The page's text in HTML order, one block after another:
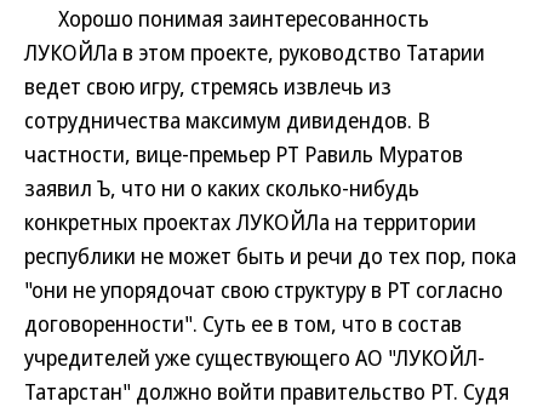
Хорошо понимая заинтересованность
ЛУКОЙЛа в этом проекте, руководство Татарии
ведет свою игру, стремясь извлечь из
сотрудничества максимум дивидендов. В
частности, вице-премьер РТ Равиль Муратов
заявил Ъ, что ни о каких сколько-нибудь
конкретных проектах ЛУКОЙЛа на территории
республики не может быть и речи до тех пор, пока
"они не упорядочат свою структуру в РТ согласно
договоренности". Суть ее в том, что в состав
учредителей уже существующего АО "ЛУКОЙЛ-
Татарстан" должно войти правительство РТ. Судя